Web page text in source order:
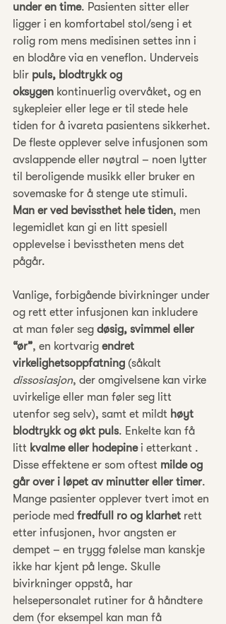
under en time. Pasienten sitter eller
ligger i en komfortabel stol/seng i et
rolig rom mens medisinen settes inn i
en blodåre via en veneflon. Underveis
blir puls, blodtrykk og
oksygen kontinuerlig overvåket, og en
sykepleier eller lege er til stede hele
tiden for å ivareta pasientens sikkerhet.
De fleste opplever selve infusjonen som
avslappende eller nøytral – noen lytter
til beroligende musikk eller bruker en
sovemaske for å stenge ute stimuli.
Man er ved bevissthet hele tiden, men
legemidlet kan gi en litt spesiell
opplevelse i bevisstheten mens det
pågår.
Vanlige, forbigående bivirkninger under
og rett etter infusjonen kan inkludere
at man føler seg døsig, svimmel eller
“ør”, en kortvarig endret
virkelighetsoppfatning (såkalt
dissosiasjon, der omgivelsene kan virke
uvirkelige eller man føler seg litt
utenfor seg selv), samt et mildt høyt
blodtrykk og økt puls. Enkelte kan få
litt kvalme eller hodepine i etterkant .
Disse effektene er som oftest milde og
går over i løpet av minutter eller timer.
Mange pasienter opplever tvert imot en
periode med fredfull ro og klarhet rett
etter infusjonen, hvor angsten er
dempet – en trygg følelse man kanskje
ikke har kjent på lenge. Skulle
bivirkninger oppstå, har
helsepersonalet rutiner for å håndtere
dem (for eksempel kan man få